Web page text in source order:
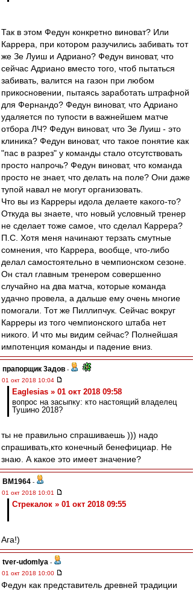
Так в этом Федун конкретно виноват? Или
Каррера, при котором разучились забивать тот
же Зе Луиш и Адриано? Федун виноват, что
сейчас Адриано вместо того, чтоб пытаться
забивать, валится на газон при любом
прикосновении, пытаясь заработать штрафной
для Фернандо? Федун виноват, что Адриано
удаляется по тупости в важнейшем матче
отбора ЛЧ? Федун виноват, что Зе Луиш - это
клиника? Федун виноват, что такое понятие как
"пас в разрез" у команды стало отсутствовать
просто напрочь? Федун виноват, что команда
просто не знает, что делать на поле? Они даже
тупой навал не могут организовать.
Что вы из Карреры идола делаете какого-то?
Откуда вы знаете, что новый условный тренер
не сделает тоже самое, что сделал Каррера?
П.С. Хотя меня начинают терзать смутные
сомнения, что Каррера, вообще, что-либо
делал самостоятельно в чемпионском сезоне.
Он стал главным тренером совершенно
случайно на два матча, которые команда
удачно провела, а дальше ему очень многие
помогали. Тот же Пиллипчук. Сейчас вокруг
Карреры из того чемпионского штаба нет
никого. И что мы видим сейчас? Полнейшая
импотенция команды и падение вниз.
прапорщик 3адoв -
01 окт 2018 10:04
Eaglesias » 01 окт 2018 09:58
вопрос на засыпку: кто настоящий владелец
Тушино 2018?
ты не правильно спрашиваешь ))) надо
спрашивать,кто конечный бенефициар. Не
знаю. А какое это имеет значение?
BM1964 -
01 окт 2018 10:01
Стрекалок » 01 окт 2018 09:55
Ага!)
tver-udomlya -
01 окт 2018 10:00
Федун как представитель древней традиции